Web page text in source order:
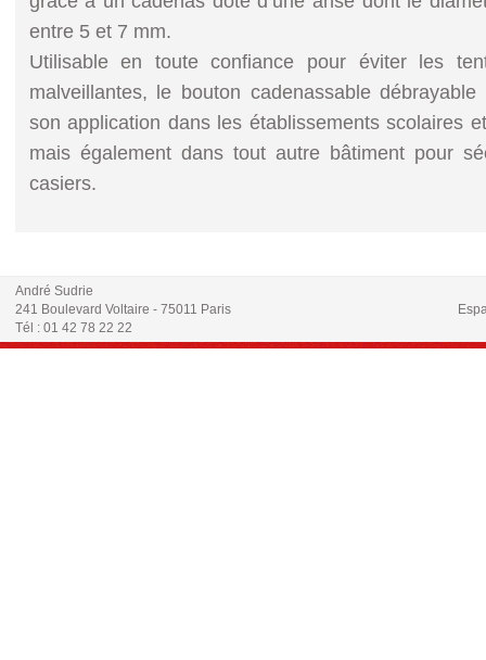
entre 5 et 7 mm.
Utilisable en toute confiance pour éviter les
malveillantes, le bouton cadenassable
son application dans les établissements scolaires
mais également dans tout autre bâtiment pour
casiers.
André Sudrie
241 Boulevard Voltaire - 75011 Paris
Tél : 01 42 78 22 22